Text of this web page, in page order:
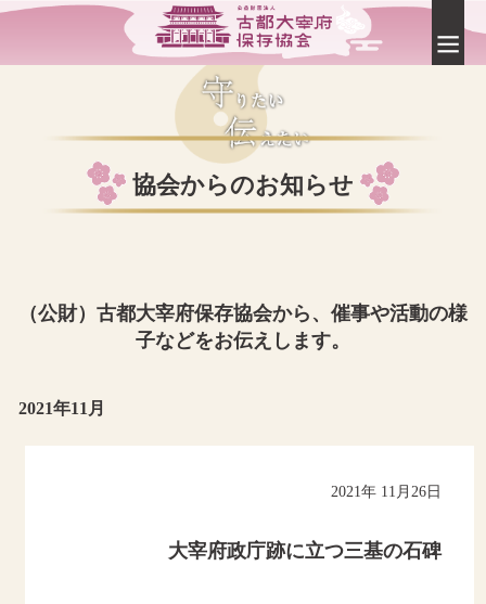
協会からのお知らせ
（公財）古都大宰府保存協会から、催事や活動の様
子などをお伝えします。
2021年11月
2021年 11月26日
大宰府政庁跡に立つ三基の石碑